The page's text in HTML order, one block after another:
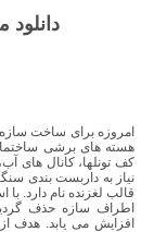
دانلود
امروزه برای ساخت سازه
هسته های برشی
کف تونلها، کانال های
نیاز به داربست بندی
قالب لغزنده نام دارد.
اطراف سازه حذف
افزایش می یابد. هدف